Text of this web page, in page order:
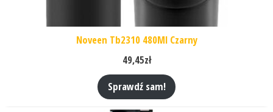
Noveen Tb2310 480Ml Czarny
49,45zł
Sprawdź sam!